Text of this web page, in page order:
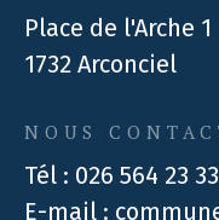
Place de l'Arche 1
1732 Arconciel
NOUS
Tél : 026 564 23 33
E-mail :